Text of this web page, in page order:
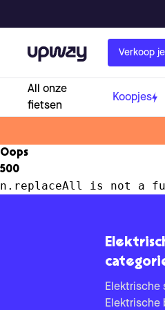
Upway Verkoop
All onze
fietsen
Koopjes
Oops
500
n.replaceAll is not a
Elektrische
Elektrische